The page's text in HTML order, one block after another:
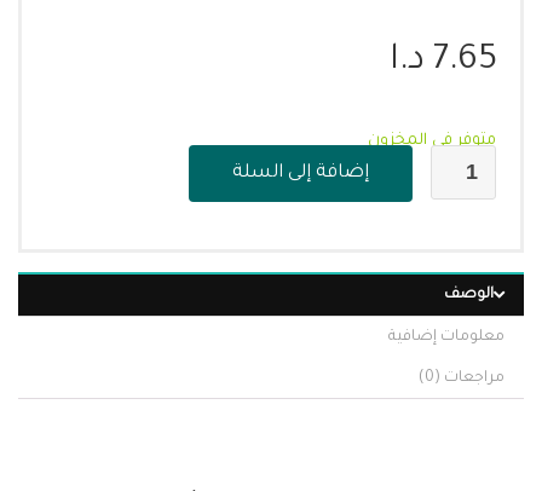
7.65 د.ا
متوفر في المخزون
إضافة إلى السلة
الوصف
معلومات إضافية
مراجعات (0)